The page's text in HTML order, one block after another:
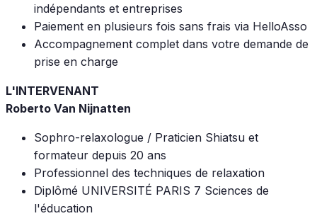
indépendants et entreprises
Paiement en plusieurs fois sans frais via HelloAsso
Accompagnement complet dans votre demande de
prise en charge
L'INTERVENANT
Roberto Van Nijnatten
Sophro-relaxologue / Praticien Shiatsu et
formateur depuis 20 ans
Professionnel des techniques de relaxation
Diplômé UNIVERSITÉ PARIS 7 Sciences de
l'éducation